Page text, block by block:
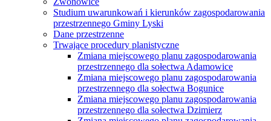
Studium uwarunkowań i kierunków zagospodarowania
przestrzennego Gminy Lyski
Dane przestrzenne
Trwające procedury planistyczne
Zmiana miejscowego planu zagospodarowania
przestrzennego dla sołectwa Adamowice
Zmiana miejscowego planu zagospodarowania
przestrzennego dla sołectwa Bogunice
Zmiana miejscowego planu zagospodarowania
przestrzennego dla sołectwa Dzimierz